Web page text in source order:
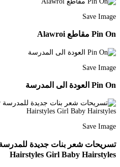
Save Image
Pin On مقاطع Alawroi
Save Image
Pin On العودة الى المدرسة
Save Image
Hairstyles Girl Baby Hairstyles